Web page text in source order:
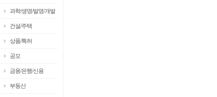
과학/생명/발명/개발
건설/주택
상품/특허
공모
금융/은행/신용
부동산